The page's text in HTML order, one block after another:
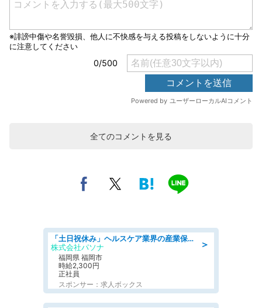
全てのコメントを見る
＞
「土日祝休み」ヘルスケア業界の産業保健師/高時給/未経験OK/要資格:保健師、正看護師
株式会社パソナ
福岡県 福岡市
時給2,300円
正社員
スポンサー：求人ボックス